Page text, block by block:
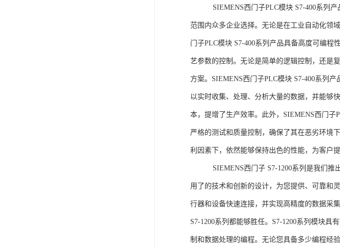
SIEMENS西门子PLC模块 S7-400系列产品
范围内众多企业选择。无论是在工业自动化领
门子PLC模块 S7-400系列产品具备高度可编
艺参数的控制。无论是简单的逻辑控制，还是
方案。SIEMENS西门子PLC模块 S7-400系列
以实时收集、处理、分析大量的数据，并能够
本，提增了生产效率。此外，SIEMENS西门
严格的测试和质量控制，确保了其在恶劣环境
利因素下，依然能够保持出色的性能，为客户
SIEMENS西门子 S7-1200系列是我们推出
用了的技术和创新的设计，为您提供、可靠和
行器和设备快速连接，并实现高精度的数据采
S7-1200系列都能够胜任。S7-1200系列模块
制和数据处理的编程。无论您具备多少编程经